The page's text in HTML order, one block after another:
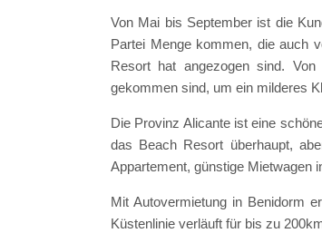
Von Mai bis September ist die
Partei Menge kommen, die auch
Resort hat angezogen sind.
gekommen sind, um ein milderes
Die Provinz Alicante ist eine
das Beach Resort überhaupt,
Appartement, günstige Mietwagen
Mit Autovermietung in Benidorm
Küstenlinie verläuft für bis zu